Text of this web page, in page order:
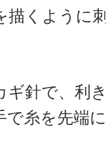
描くように
ギ針で、利
で糸を先端